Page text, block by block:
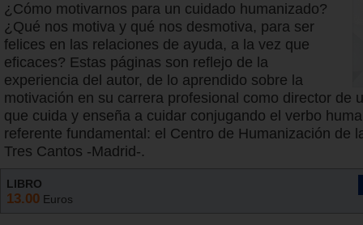
¿Cómo motivarnos para un cuidado humanizado?
¿Qué nos motiva y qué nos desmotiva, para ser
felices en las relaciones de ayuda, a la vez que
eficaces? Estas páginas son reflejo de la
experiencia del autor, de lo aprendido sobre la
motivación en su carrera profesional como director de
que cuida y enseña a cuidar conjugando el verbo
referente fundamental: el Centro de Humanización de
Tres Cantos -Madrid-.
LIBRO
13.00 Euros